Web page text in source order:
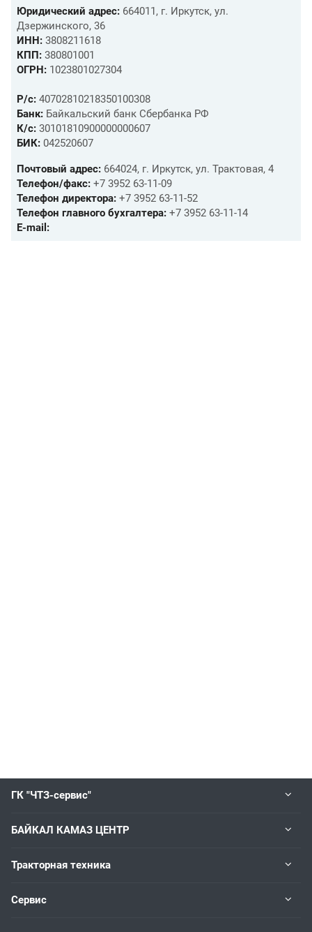
Юридический адрес: 664011, г. Иркутск, ул.
Дзержинского, 36
ИНН: 3808211618
КПП: 380801001
ОГРН: 1023801027304
Р/с: 40702810218350100308
Банк: Байкальский банк Сбербанка РФ
К/с: 30101810900000000607
БИК: 042520607
Почтовый адрес: 664024, г. Иркутск, ул. Трактовая, 4
Телефон/факс: +7 3952 63-11-09
Телефон директора: +7 3952 63-11-52
Телефон главного бухгалтера: +7 3952 63-11-14
E-mail:
ГК "ЧТЗ-сервис"
БАЙКАЛ КАМАЗ ЦЕНТР
Тракторная техника
Сервис